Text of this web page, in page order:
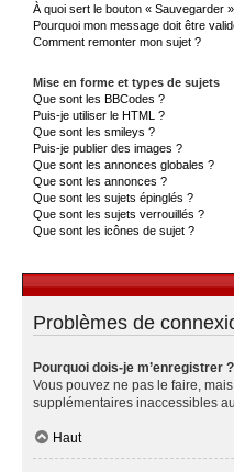
À quoi sert le bouton « Sauvegarder
Pourquoi mon message doit être
Comment remonter mon sujet ?
Mise en forme et types de sujets
Que sont les BBCodes ?
Puis-je utiliser le HTML ?
Que sont les smileys ?
Puis-je publier des images ?
Que sont les annonces globales ?
Que sont les annonces ?
Que sont les sujets épinglés ?
Que sont les sujets verrouillés ?
Que sont les icônes de sujet ?
Problèmes de
Pourquoi dois-je m’enregistrer ?
Vous pouvez ne pas le faire,
supplémentaires inaccessibles
Haut